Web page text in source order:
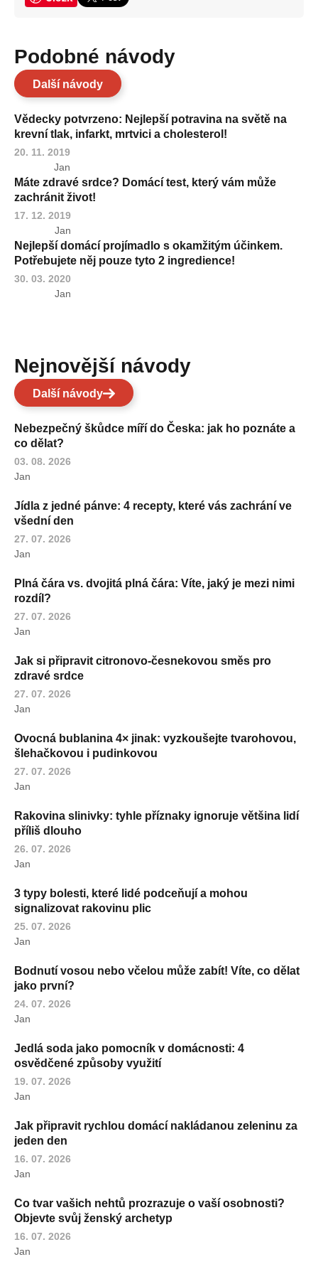
Podobné návody
Další návody
Vědecky potvrzeno: Nejlepší potravina na světě na
krevní tlak, infarkt, mrtvici a cholesterol!
20. 11. 2019
Jan
Máte zdravé srdce? Domácí test, který vám může
zachránit život!
17. 12. 2019
Jan
Nejlepší domácí projímadlo s okamžitým účinkem.
Potřebujete něj pouze tyto 2 ingredience!
30. 03. 2020
Jan
Nejnovější návody
Další návody
Nebezpečný škůdce míří do Česka: jak ho poznáte a
co dělat?
03. 08. 2026
Jan
Jídla z jedné pánve: 4 recepty, které vás zachrání ve
všední den
27. 07. 2026
Jan
Plná čára vs. dvojitá plná čára: Víte, jaký je mezi nimi
rozdíl?
27. 07. 2026
Jan
Jak si připravit citronovo-česnekovou směs pro
zdravé srdce
27. 07. 2026
Jan
Ovocná bublanina 4× jinak: vyzkoušejte tvarohovou,
šlehačkovou i pudinkovou
27. 07. 2026
Jan
Rakovina slinivky: tyhle příznaky ignoruje většina lidí
příliš dlouho
26. 07. 2026
Jan
3 typy bolesti, které lidé podceňují a mohou
signalizovat rakovinu plic
25. 07. 2026
Jan
Bodnutí vosou nebo včelou může zabít! Víte, co dělat
jako první?
24. 07. 2026
Jan
Jedlá soda jako pomocník v domácnosti: 4
osvědčené způsoby využití
19. 07. 2026
Jan
Jak připravit rychlou domácí nakládanou zeleninu za
jeden den
16. 07. 2026
Jan
Co tvar vašich nehtů prozrazuje o vaší osobnosti?
Objevte svůj ženský archetyp
16. 07. 2026
Jan